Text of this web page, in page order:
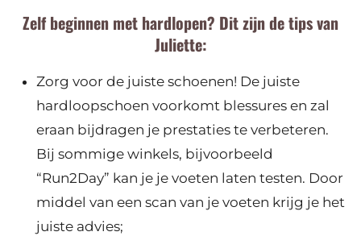
Zelf beginnen met hardlopen? Dit zijn de tips van
Juliette:
Zorg voor de juiste schoenen! De juiste
hardloopschoen voorkomt blessures en zal
eraan bijdragen je prestaties te verbeteren.
Bij sommige winkels, bijvoorbeeld
“Run2Day” kan je je voeten laten testen. Door
middel van een scan van je voeten krijg je het
juiste advies;